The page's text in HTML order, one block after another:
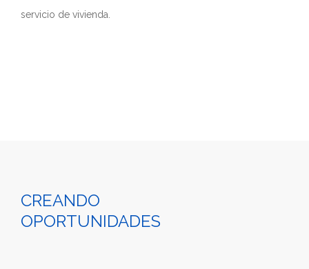
AUTISMO
servicio de vivienda.
CREANDO
OPORTUNIDADES